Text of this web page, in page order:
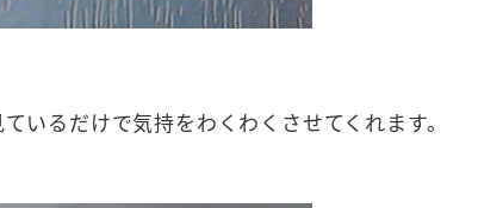
いるだけで気持をわくわくさせてくれます。